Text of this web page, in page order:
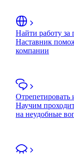
Найти работу за
Наставник
компании
Отрепетировать
Научим
на неудобные